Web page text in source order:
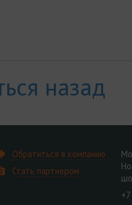
назад
Обратиться в компанию
Стать партнером